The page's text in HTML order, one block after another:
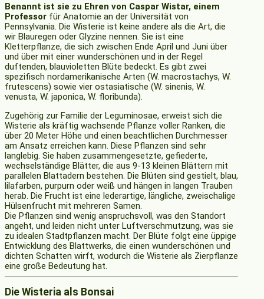
Benannt ist sie zu Ehren von Caspar Wistar, einem
Professor für Anatomie an der Universität von
Pennsylvania. Die Wisterie ist keine andere als die Art, die
wir Blauregen oder Glyzine nennen. Sie ist eine
Kletterpflanze, die sich zwischen Ende April und Juni über
und über mit einer wunderschönen und in der Regel
duftenden, blauvioletten Blüte bedeckt. Es gibt zwei
spezifisch nordamerikanische Arten (W. macrostachys, W.
frutescens) sowie vier ostasiatische (W. sinenis, W.
venusta, W. japonica, W. floribunda).
Zugehörig zur Familie der Leguminosae, erweist sich die
Wisterie als kräftig wachsende Pflanze voller Ranken, die
über 20 Meter Höhe und einen beachtlichen Durchmesser
am Ansatz erreichen kann. Diese Pflanzen sind sehr
langlebig. Sie haben zusammengesetzte, gefiederte,
wechselständige Blätter, die aus 9-13 kleinen Blättern mit
parallelen Blattadern bestehen. Die Blüten sind gestielt, blau,
lilafarben, purpurn oder weiß und hängen in langen Trauben
herab. Die Frucht ist eine lederartige, längliche, zweischalige
Hülsenfrucht mit mehreren Samen.
Die Pflanzen sind wenig anspruchsvoll, was den Standort
angeht, und leiden nicht unter Luftverschmutzung, was sie
zu idealen Stadtpflanzen macht. Der Blüte folgt eine üppige
Entwicklung des Blattwerks, die einen wunderschönen und
dichten Schatten wirft, wodurch die Wisterie als Zierpflanze
eine große Bedeutung hat.
Die Wisteria als Bonsai